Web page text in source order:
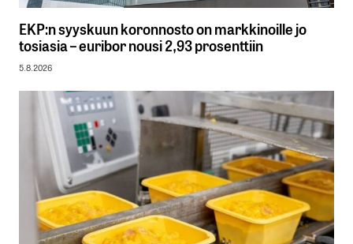
EKP:n syyskuun koronnosto on markkinoille jo
tosiasia – euribor nousi 2,93 prosenttiin
5.8.2026